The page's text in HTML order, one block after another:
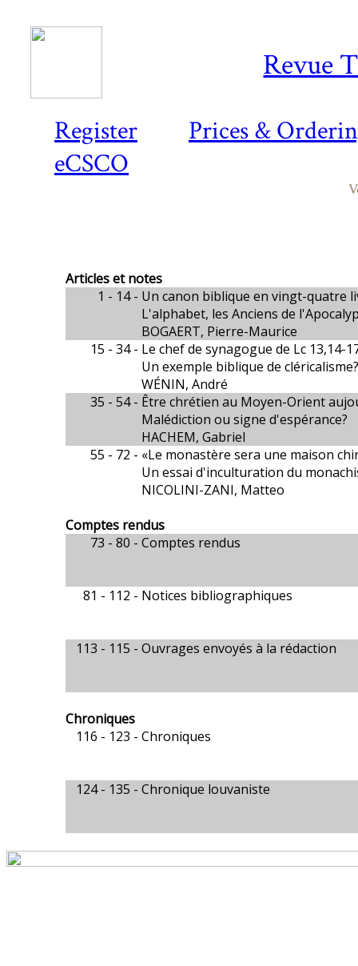
Register
Prices &
eCSCO
Revue
Articles et notes
1 - 14 - Un canon biblique en vingt-quatre
L'alphabet, les Anciens de
BOGAERT, Pierre-Maurice
15 - 34 - Le chef de synagogue de Lc 13,14-
Un exemple biblique de cléricalisme?
WÉNIN, André
35 - 54 - Être chrétien au Moyen-Orient
Malédiction ou signe d'espérance?
HACHEM, Gabriel
55 - 72 - «Le monastère sera une maison
Un essai d'inculturation du
NICOLINI-ZANI, Matteo
Comptes rendus
73 - 80 - Comptes rendus
81 - 112 - Notices bibliographiques
113 - 115 - Ouvrages envoyés à la rédaction
Chroniques
116 - 123 - Chroniques
124 - 135 - Chronique louvaniste